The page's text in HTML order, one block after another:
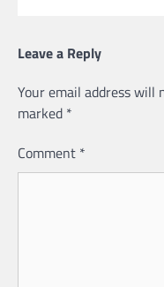
Leave a Reply
Your email address will
marked *
Comment *